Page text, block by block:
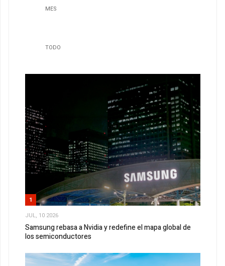
MES
TODO
1
JUL, 10 2026
Samsung rebasa a Nvidia y redefine el mapa global de
los semiconductores